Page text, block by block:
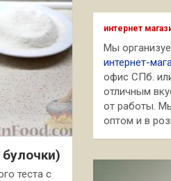
теста с
к
интернет
Мы
интернет-
офис СПб.
отличным
от работы.
оптом и в